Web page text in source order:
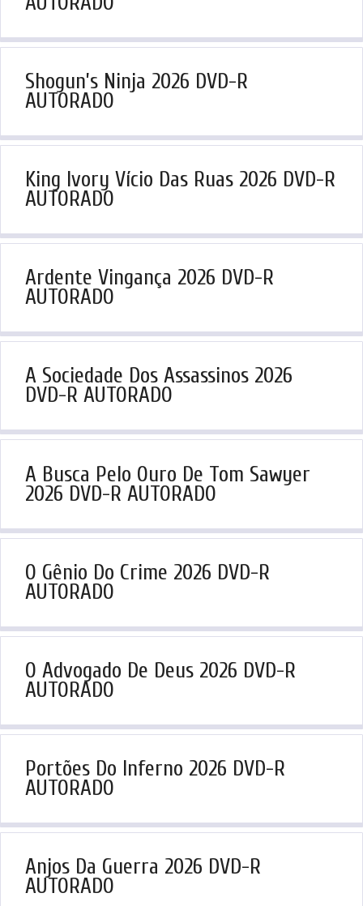
Shogun’s Ninja 2026 DVD-R
AUTORADO
King Ivory Vício Das Ruas 2026 DVD-R
AUTORADO
Ardente Vingança 2026 DVD-R
AUTORADO
A Sociedade Dos Assassinos 2026
DVD-R AUTORADO
A Busca Pelo Ouro De Tom Sawyer
2026 DVD-R AUTORADO
O Gênio Do Crime 2026 DVD-R
AUTORADO
O Advogado De Deus 2026 DVD-R
AUTORADO
Portões Do Inferno 2026 DVD-R
AUTORADO
Anjos Da Guerra 2026 DVD-R
AUTORADO